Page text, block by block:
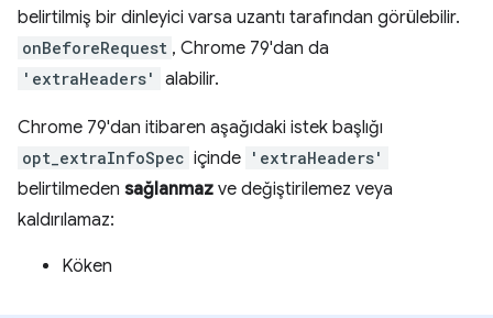
belirtilmiş bir dinleyici varsa uzantı tarafından görülebilir.
onBeforeRequest , Chrome 79'dan da
'extraHeaders' alabilir.
Chrome 79'dan itibaren aşağıdaki istek başlığı
opt_extraInfoSpec içinde 'extraHeaders'
belirtilmeden sağlanmaz ve değiştirilemez veya
kaldırılamaz:
Köken